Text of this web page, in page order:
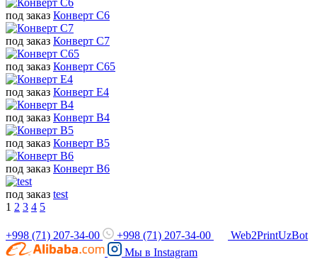
под заказ Конверт C6
под заказ Конверт С7
под заказ Конверт С65
под заказ Конверт Е4
под заказ Конверт B4
под заказ Конверт B5
под заказ Конверт B6
под заказ test
1 2 3 4 5
+998 (71) 207-34-00 +998 (71) 207-34-00
Web2PrintUzBot
Мы в Instagram